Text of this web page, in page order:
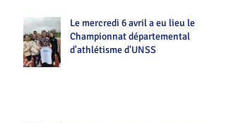
Le mercredi 6 avril a eu lieu le
Championnat départemental
d'athlétisme d'UNSS